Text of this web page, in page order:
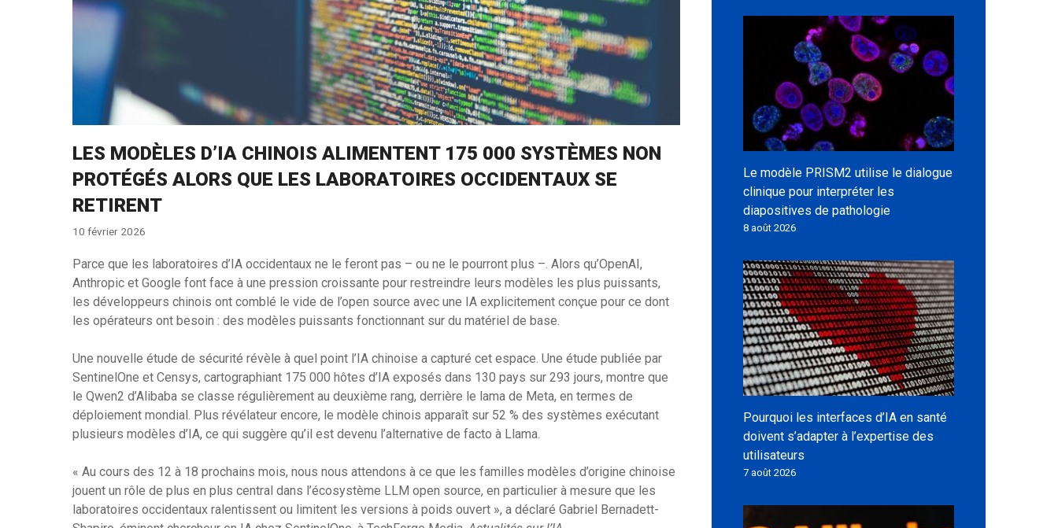
LES MODÈLES D’IA CHINOIS ALIMENTENT 175 000 SYSTÈMES NON
PROTÉGÉS ALORS QUE LES LABORATOIRES OCCIDENTAUX SE
RETIRENT
10 février 2026
Parce que les laboratoires d’IA occidentaux ne le feront pas – ou ne le pourront plus –. Alors qu’OpenAI,
Anthropic et Google font face à une pression croissante pour restreindre leurs modèles les plus puissants,
les développeurs chinois ont comblé le vide de l’open source avec une IA explicitement conçue pour ce dont
les opérateurs ont besoin : des modèles puissants fonctionnant sur du matériel de base.
Une nouvelle étude de sécurité révèle à quel point l’IA chinoise a capturé cet espace. Une étude publiée par
SentinelOne et Censys, cartographiant 175 000 hôtes d’IA exposés dans 130 pays sur 293 jours, montre que
le Qwen2 d’Alibaba se classe régulièrement au deuxième rang, derrière le lama de Meta, en termes de
déploiement mondial. Plus révélateur encore, le modèle chinois apparaît sur 52 % des systèmes exécutant
plusieurs modèles d’IA, ce qui suggère qu’il est devenu l’alternative de facto à Llama.
« Au cours des 12 à 18 prochains mois, nous nous attendons à ce que les familles modèles d’origine chinoise
jouent un rôle de plus en plus central dans l’écosystème LLM open source, en particulier à mesure que les
laboratoires occidentaux ralentissent ou limitent les versions à poids ouvert », a déclaré Gabriel Bernadett-
Le modèle PRISM2 utilise le dialogue
clinique pour interpréter les
diapositives de pathologie
8 août 2026
Pourquoi les interfaces d’IA en santé
doivent s’adapter à l’expertise des
utilisateurs
7 août 2026